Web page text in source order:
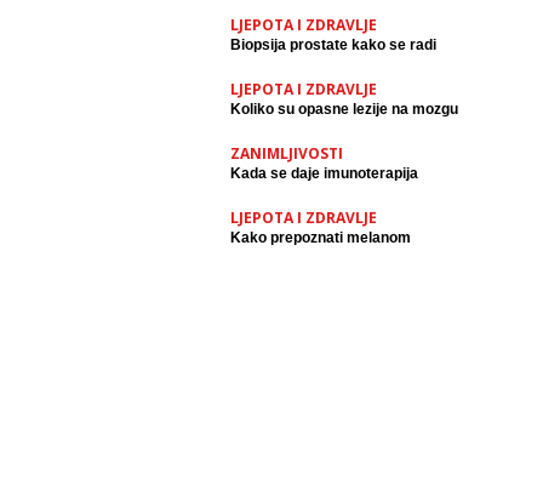
LJEPOTA I ZDRAVLJE
Biopsija prostate kako se radi
LJEPOTA I ZDRAVLJE
Koliko su opasne lezije na mozgu
ZANIMLJIVOSTI
Kada se daje imunoterapija
LJEPOTA I ZDRAVLJE
Kako prepoznati melanom